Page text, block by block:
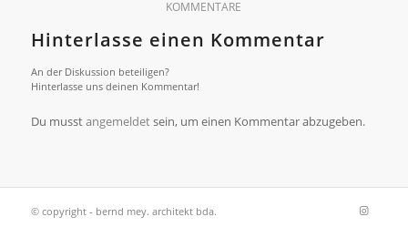
KOMMENTARE
Hinterlasse einen Kommentar
An der Diskussion beteiligen?
Hinterlasse uns deinen Kommentar!
Du musstangemeldetsein, um einen Kommentar abzugeben.
© copyright - bernd mey. architekt bda.